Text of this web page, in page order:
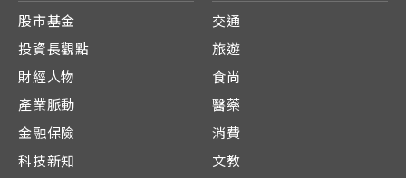
股市基金
投資長觀點
財經人物
產業脈動
金融保險
科技新知
交通
旅遊
食尚
醫藥
消費
文教